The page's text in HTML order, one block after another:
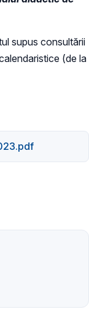
supus consultării
(de la